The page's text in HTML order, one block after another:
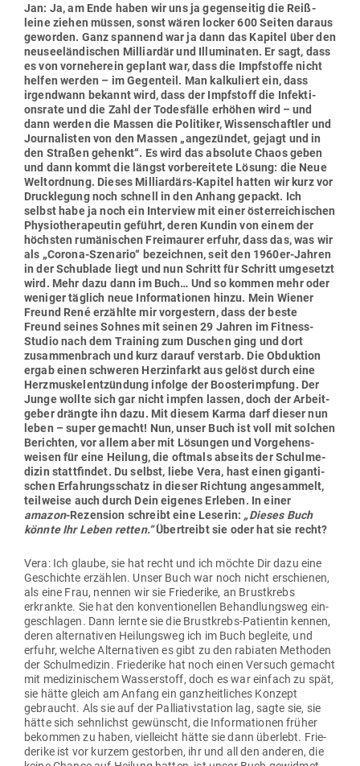
Jan: Ja, am Ende haben wir uns ja gegen­seitig die Reiß­
leine ziehen müssen, sonst wären locker 600 Seiten daraus
geworden. Ganz spannend war ja dann das Kapitel über den
neu­see­län­di­schen Mil­li­ardär und Illu­mi­naten. Er sagt, dass
es von vor­ne­herein geplant war, dass die Impf­stoffe nicht
helfen werden – im Gegenteil. Man kal­ku­liert ein, dass
irgendwann bekannt wird, dass der Impf­stoff die Infek­ti­
onsrate und die Zahl der Todes­fälle erhöhen wird – und
dann werden die Massen die Poli­tiker, Wis­sen­schaftler und
Jour­na­listen von den Massen „ange­zündet, gejagt und in
den Straßen gehenkt“. Es wird das absolute Chaos geben
und dann kommt die längst vor­be­reitete Lösung: die Neue
Welt­ordnung. Dieses Mil­li­ardärs-Kapitel hatten wir kurz vor
Druck­legung noch schnell in den Anhang gepackt. Ich
selbst habe ja noch ein Interview mit einer öster­rei­chi­schen
Phy­sio­the­ra­peutin geführt, deren Kundin von einem der
höchsten rumä­ni­schen Frei­maurer erfuhr, dass das, was wir
als „Corona-Sze­nario“ bezeichnen, seit den 1960er-Jahren
in der Schublade liegt und nun Schritt für Schritt umge­setzt
wird. Mehr dazu dann im Buch… Und so kommen mehr oder
weniger täglich neue Infor­ma­tionen hinzu. Mein Wiener
Freund René erzählte mir vor­gestern, dass der beste
Freund seines Sohnes mit seinen 29 Jahren im Fitness-
Studio nach dem Training zum Duschen ging und dort
zusam­men­brach und kurz darauf ver­starb. Die Obduktion
ergab einen schweren Herz­in­farkt aus gelöst durch eine
Herz­mus­kel­ent­zündung infolge der Boos­ter­impfung. Der
Junge wollte sich gar nicht impfen lassen, doch der Arbeit­
geber drängte ihn dazu. Mit diesem Karma darf dieser nun
leben – super gemacht! Nun, unser Buch ist voll mit solchen
Berichten, vor allem aber mit Lösungen und Vor­ge­hens­
weisen für eine Heilung, die oftmals abseits der Schul­me­
dizin statt­findet. Du selbst, liebe Vera, hast einen gigan­ti­
schen Erfah­rungs­schatz in dieser Richtung ange­sammelt,
teil­weise auch durch Dein eigenes Erleben. In einer
amazon-Rezension schreibt eine Leserin: „Dieses Buch
könnte Ihr Leben retten.“Über­treibt sie oder hat sie recht?
Vera: Ich glaube, sie hat recht und ich möchte Dir dazu eine
Geschichte erzählen. Unser Buch war noch nicht erschienen,
als eine Frau, nennen wir sie Frie­derike, an Brust­krebs
erkrankte. Sie hat den kon­ven­tio­nellen Behand­lungsweg ein­
ge­schlagen. Dann lernte sie die Brust­krebs-Pati­entin kennen,
deren alter­na­tiven Hei­lungsweg ich im Buch begleite, und
erfuhr, welche Alter­na­tiven es gibt zu den rabiaten Methoden
der Schul­me­dizin. Frie­derike hat noch einen Versuch gemacht
mit medi­zi­ni­schem Was­ser­stoff, doch es war einfach zu spät,
sie hätte gleich am Anfang ein ganz­heit­liches Konzept
gebraucht. Als sie auf der Pal­lia­tiv­station lag, sagte sie, sie
hätte sich sehn­lichst gewünscht, die Infor­ma­tionen früher
bekommen zu haben, viel­leicht hätte sie dann überlebt. Frie­
derike ist vor kurzem gestorben, ihr und all den anderen, die